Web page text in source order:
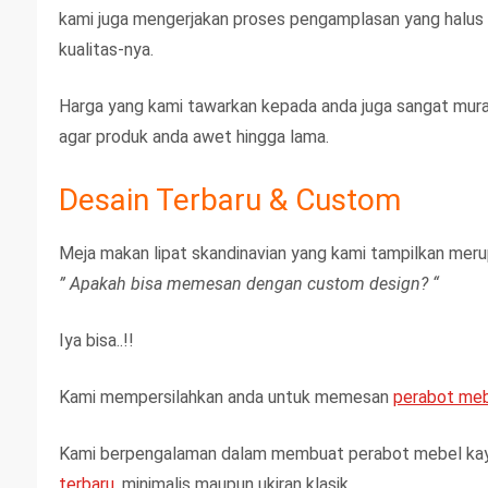
kami juga mengerjakan proses pengamplasan yang
kualitas-nya.
Harga yang kami tawarkan kepada anda juga sangat
agar produk anda awet hingga lama.
Desain Terbaru & Custom
Meja makan lipat skandinavian yang kami tampilkan
” Apakah bisa memesan dengan custom design? “
Iya bisa..!!
Kami mempersilahkan anda untuk memesan perabot
Kami berpengalaman dalam membuat perabot mebel